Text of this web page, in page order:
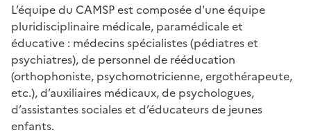
L’équipe du CAMSP est composée d'une équipe
pluridisciplinaire médicale, paramédicale et
éducative : médecins spécialistes (pédiatres et
psychiatres), de personnel de rééducation
(orthophoniste, psychomotricienne, ergothérapeute,
etc.), d’auxiliaires médicaux, de psychologues,
d’assistantes sociales et d’éducateurs de jeunes
enfants.